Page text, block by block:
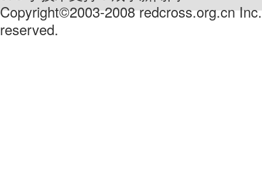
Copyright©2003-2008 redcross.org.cn
reserved.